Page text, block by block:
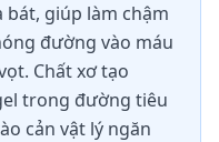
giúp làm chậm
đường vào máu
Chất xơ tạo
trong đường tiêu
cản vật lý ngăn